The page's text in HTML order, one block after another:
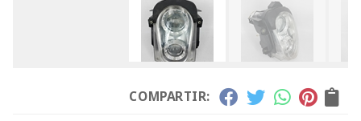
COMPARTIR: